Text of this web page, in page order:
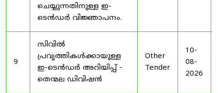
ചെയ്യുന്നതിനുള്ള ഇ-
ടെൻഡർ വിജ്ഞാപനം.
9
സിവിൽ
പ്രവൃത്തികൾക്കായുള്ള
ഇ-ടെൻഡർ അറിയിപ്പ് -
തെന്മല ഡിവിഷൻ
Other
Tender
10-
08-
2026